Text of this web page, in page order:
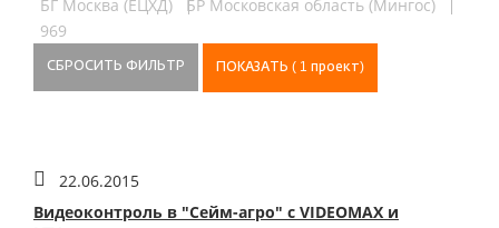
БГ Москва (ЕЦХД)
БР Московская область (Мингос)
969
СБРОСИТЬ ФИЛЬТР ПОКАЗАТЬ ( 1 проект)
22.06.2015
Видеоконтроль в "Сейм-агро" с VIDEOMAX и